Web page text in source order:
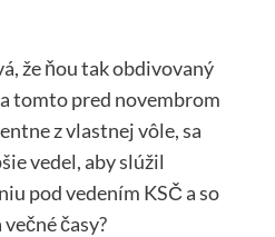
že ňou tak obdivovaný
tomto pred novembrom
z vlastnej vôle, sa
vedel, aby slúžil
pod vedením KSČ a so
časy?